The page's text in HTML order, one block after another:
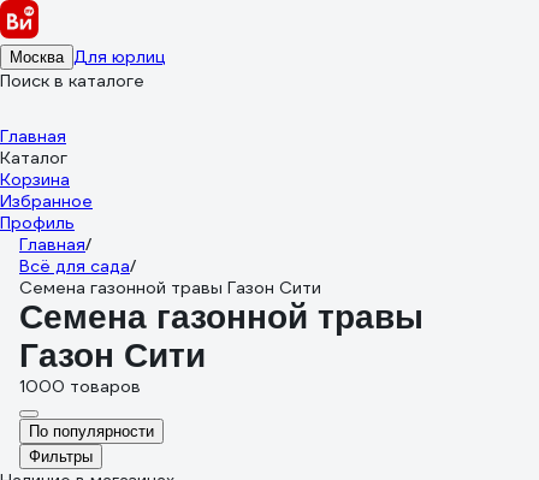
Москва Для юрлиц
Поиск в каталоге
Главная
Каталог
Корзина
Избранное
Профиль
Главная/
Всё для сада/
Семена газонной травы Газон Сити
Семена газонной травы
Газон Сити
1000 товаров
По популярности
Фильтры